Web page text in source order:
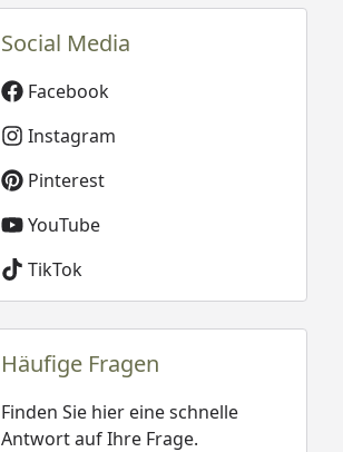
Social Media
Facebook
Instagram
Pinterest
YouTube
TikTok
Häufige Fragen
Finden Sie hier eine schnelle
Antwort auf Ihre Frage.